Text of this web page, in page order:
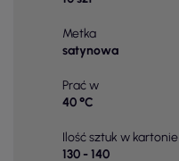
Metka
satynowa
Prać w
40 °C
Ilość sztuk w kartonie
130 - 140